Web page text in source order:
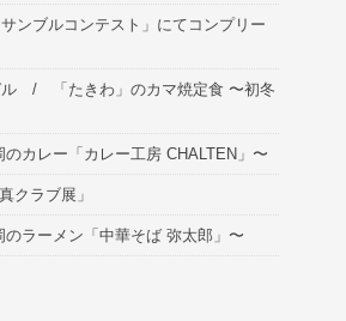
サンブルコンテスト」にてコンプリー
ル / 「たきわ」のカマ焼定食 〜初冬
カレー「カレー工房 CHALTEN」〜
クラブ展」
ラーメン「中華そば 弥太郎」〜